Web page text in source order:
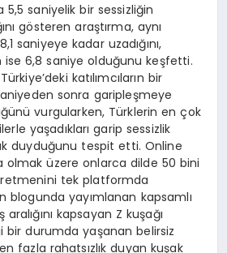
5,5 saniyelik bir sessizliğin
gösteren araştırma, aynı
saniyeye kadar uzadığını,
ise 6,8 saniye olduğunu keşfetti.
katılımcıların bir
sonra garipleşmeye
vurgularken, Türklerin en çok
yaşadıkları garip sessizlik
duyduğunu tespit etti. Online
olmak üzere onlarca dilde 50 bini
tek platformda
blogunda yayımlanan kapsamlı
kapsayan Z kuşağı
bir durumda yaşanan belirsiz
fazla rahatsızlık duyan kuşak